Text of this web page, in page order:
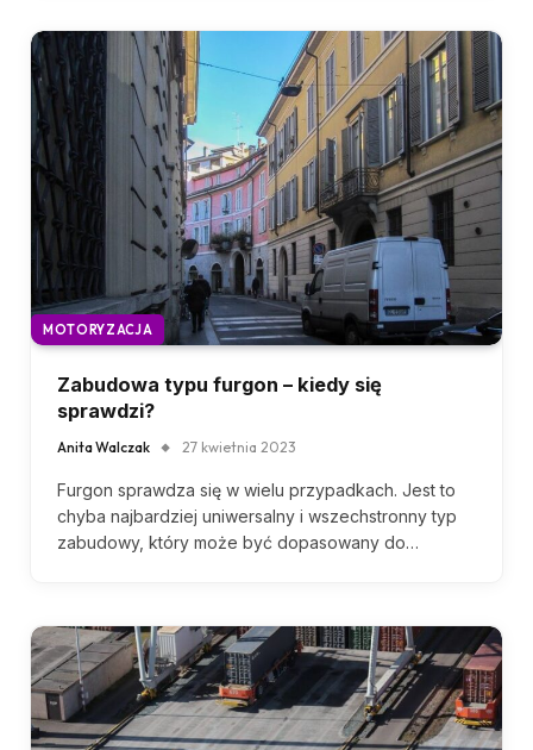
MOTORYZACJA
Zabudowa typu furgon – kiedy się
sprawdzi?
Anita Walczak 27 kwietnia 2023
Furgon sprawdza się w wielu przypadkach. Jest to
chyba najbardziej uniwersalny i wszechstronny typ
zabudowy, który może być dopasowany do…